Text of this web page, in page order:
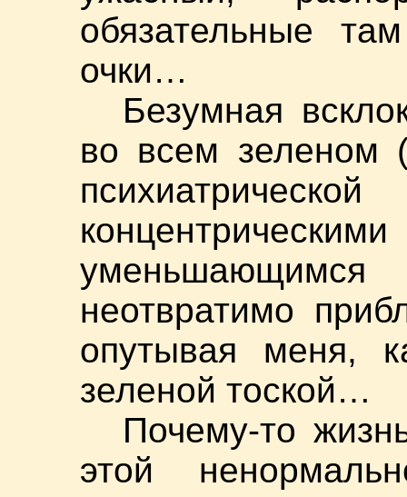
обязательные
очки…
Безумная
во всем зеленом
неотвратимо
опутывая меня,
зеленой тоской…
Почему-то
этой